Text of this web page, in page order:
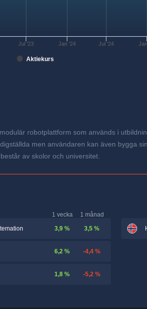
Aktiekurs
Jul '23 Jan '24 Jul '24
robotplattform som används i
men användaren kan även bygga
av skolor och universitet.
1 vecka
1 månad
3,9 % 3,5 %
6,2 % -4,4 %
1,8 % -5,2 %